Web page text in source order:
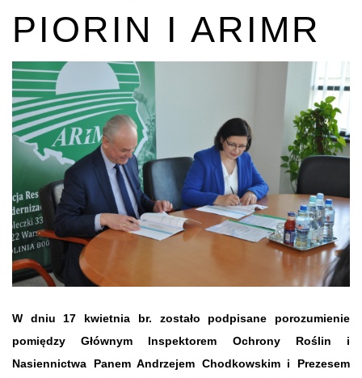
PIORIN I ARIMR
W dniu 17 kwietnia br. zostało podpisane porozumienie
pomiędzy Głównym Inspektorem Ochrony Roślin i
Nasiennictwa Panem Andrzejem Chodkowskim i Prezesem